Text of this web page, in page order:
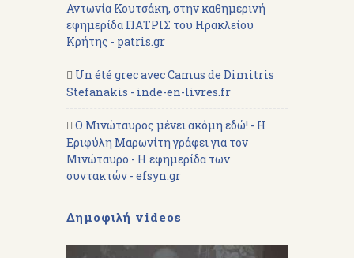
Αντωνία Κουτσάκη, στην καθημερινή
εφημερίδα ΠΑΤΡΙΣ του Ηρακλείου
Κρήτης - patris.gr
Un été grec avec Camus de Dimitris
Stefanakis - inde-en-livres.fr
Ο Μινώταυρος μένει ακόμη εδώ! - Η
Εριφύλη Μαρωνίτη γράφει για τον
Μινώταυρο - Η εφημερίδα των
συντακτών - efsyn.gr
Δημοφιλή videos